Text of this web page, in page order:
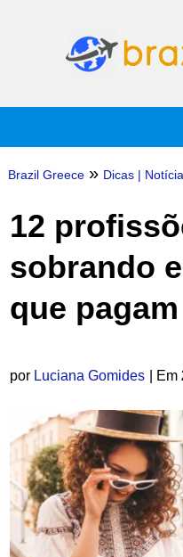
Brazil Greece » Dicas|
12
sobrando
que
por Luciana Gomides | Em